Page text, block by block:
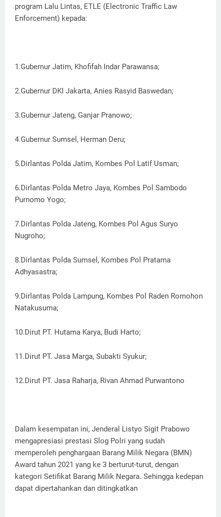
program Lalu Lintas, ETLE (Electronic Traffic Law
Enforcement) kepada:
1.Gubernur Jatim, Khofifah Indar Parawansa;
2.Gubernur DKI Jakarta, Anies Rasyid Baswedan;
3.Gubernur Jateng, Ganjar Pranowo;
4.Gubernur Sumsel, Herman Deru;
5.Dirlantas Polda Jatim, Kombes Pol Latif Usman;
6.Dirlantas Polda Metro Jaya, Kombes Pol Sambodo
Purnomo Yogo;
7.Dirlantas Polda Jateng, Kombes Pol Agus Suryo
Nugroho;
8.Dirlantas Polda Sumsel, Kombes Pol Pratama
Adhyasastra;
9.Dirlantas Polda Lampung, Kombes Pol Raden Romohon
Natakusuma;
10.Dirut PT. Hutama Karya, Budi Harto;
11.Dirut PT. Jasa Marga, Subakti Syukur;
12.Dirut PT. Jasa Raharja, Rivan Ahmad Purwantono
Dalam kesempatan ini, Jenderal Listyo Sigit Prabowo
mengapresiasi prestasi Slog Polri yang sudah
memperoleh penghargaan Barang Milik Negara (BMN)
Award tahun 2021 yang ke 3 berturut-turut, dengan
kategori Setifikat Barang Milik Negara. Sehingga kedepan
dapat dipertahankan dan ditingkatkan